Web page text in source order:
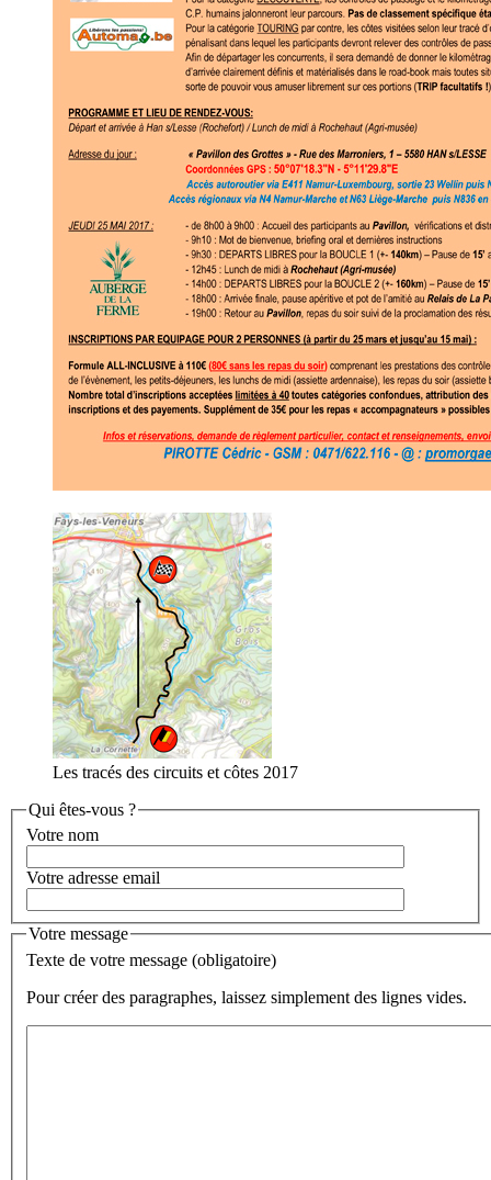
Les tracés des circuits et côtes 2017
Qui êtes-vous ?
Votre nom
Votre adresse email
Votre message
Texte de votre message (obligatoire)
Pour créer des paragraphes, laissez simplement des lignes vides.